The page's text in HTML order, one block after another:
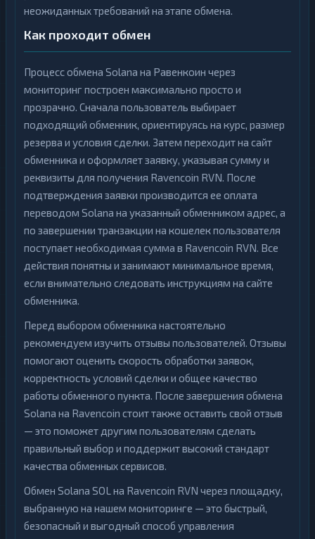
неожиданных требований на этапе обмена.
Как проходит обмен
Процесс обмена Solana на Равенкоин через
мониторинг построен максимально просто и
прозрачно. Сначала пользователь выбирает
подходящий обменник, ориентируясь на курс, размер
резерва и условия сделки. Затем переходит на сайт
обменника и оформляет заявку, указывая сумму и
реквизиты для получения Ravencoin RVN. После
подтверждения заявки производится ее оплата
переводом Solana на указанный обменником адрес, а
по завершении транзакции на кошелек пользователя
поступает необходимая сумма в Ravencoin RVN. Все
действия понятны и занимают минимальное время,
если внимательно следовать инструкциям на сайте
обменника.
Перед выбором обменника настоятельно
рекомендуем изучить отзывы пользователей. Отзывы
помогают оценить скорость обработки заявок,
корректность условий сделки и общее качество
работы обменного пункта. После завершения обмена
Solana на Ravencoin стоит также оставить свой отзыв
— это поможет другим пользователям сделать
правильный выбор и поддержит высокий стандарт
качества обменных сервисов.
Обмен Solana SOL на Ravencoin RVN через площадку,
выбранную на нашем мониторинге — это быстрый,
безопасный и выгодный способ управления